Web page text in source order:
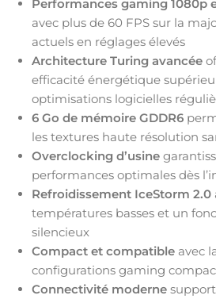
Performances gaming 1080p
avec plus de 60 FPS sur la
actuels en réglages élevés
Architecture Turing avancée
efficacité énergétique
optimisations logicielles
6 Go de mémoire GDDR6
les textures haute résolution
Overclocking d’usine
performances optimales dès
Refroidissement IceStorm 2.0
températures basses et un
silencieux
Compact et compatible avec
configurations gaming
Connectivité moderne